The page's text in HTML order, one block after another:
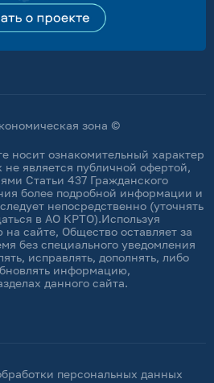
зона ©
носит ознакомительный характер
является публичной офертой,
Статьи 437 Гражданского
более подробной информации и
непосредственно (уточнять
в АО КРТО).Используя
сайте, Общество оставляет за
без специального уведомления
исправлять, дополнять, либо
информацию,
данного сайта.
персональных данных